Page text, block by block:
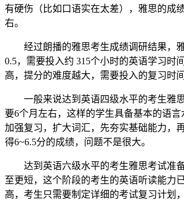
有硬伤（比如口语实在太差），雅思的成
右。
经过朗播的雅思考生成绩调研结果，
0.5，需要投入约 315个小时的英语学习时
高，提分的难度越大，需要投入的复习时
一般来说达到英语四级水平的考生雅
要6个月左右，这样的学生具备基本的语
加强复习，扩大词汇，先夯实基础能力，
得6~6.5分的成绩，问题不是很大。
达到英语六级水平的考生雅思考试准
至更短，这个阶段的考生的英语听读能力
高，考生只需要制定详细的考试复习计划